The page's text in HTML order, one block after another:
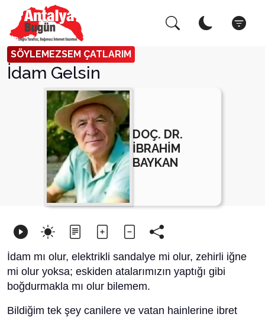
SÖYLEMEZSEM ÇATLARIM
İdam Gelsin
DOÇ. DR.
İBRAHİM
BAYKAN
İdam mı olur, elektrikli sandalye mi olur, zehirli iğne
mi olur yoksa; eskiden atalarımızın yaptığı gibi
boğdurmakla mı olur bilemem.
Bildiğim tek şey canilere ve vatan hainlerine ibret
Arama Yap! Kapat